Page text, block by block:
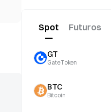
Spot Futuros
GT
GateToken
BTC
Bitcoin